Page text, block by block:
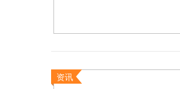
资讯